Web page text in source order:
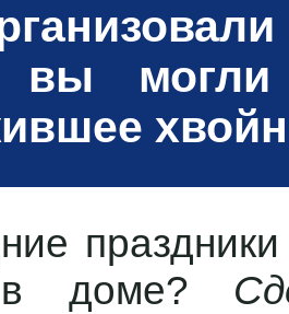
вы могли
доме?